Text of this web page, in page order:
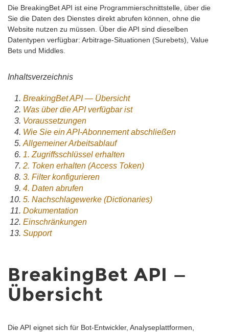
Die BreakingBet API ist eine Programmierschnittstelle, über die
Sie die Daten des Dienstes direkt abrufen können, ohne die
Website nutzen zu müssen. Über die API sind dieselben
Datentypen verfügbar: Arbitrage-Situationen (Surebets), Value
Bets und Middles.
Inhaltsverzeichnis
BreakingBet API — Übersicht
Was über die API verfügbar ist
Voraussetzungen
Wie Sie ein API-Abonnement abschließen
Allgemeiner Arbeitsablauf
1. Zugriffsschlüssel erhalten
2. Token erhalten (Access Token)
3. Filter konfigurieren
4. Daten abrufen
5. Nachschlagewerke (Dictionaries)
Dokumentation
Einschränkungen
Support
BreakingBet API —
Übersicht
Die API eignet sich für Bot-Entwickler, Analyseplattformen,